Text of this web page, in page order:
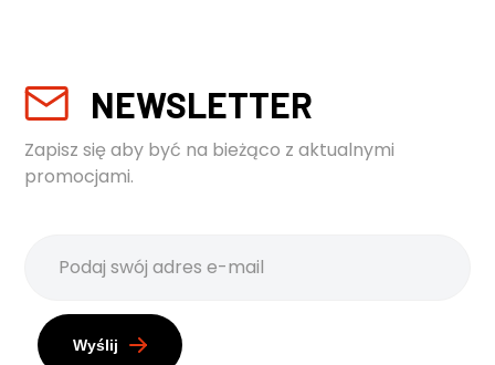
NEWSLETTER
Zapisz się aby być na bieżąco z aktualnymi
promocjami.
Wyślij